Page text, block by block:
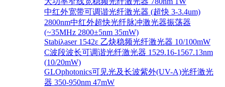
中红外宽带可调谐光纤激光器 (超快 3-3.4um)
2800nm中红外超快光纤脉冲激光器振荡器
(~35MHz 2800±5nm 35mW)
Stabiλaser 1542ε 乙炔稳频光纤激光器 10/100mW
C波段波长可调谐光纤激光器 1529.16-1567.13nm
(10/20mW)
GLOphotonics可见光及长波紫外(UV-A)光纤激光
器 350-950nm 47mW